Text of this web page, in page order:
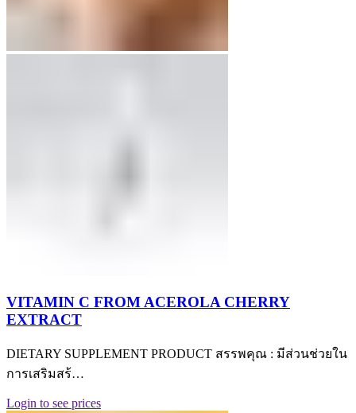
VITAMIN C FROM ACEROLA CHERRY
EXTRACT
DIETARY SUPPLEMENT PRODUCT สรรพคุณ : มีส่วนช่วยใน
การเสริมสร้…
Login to see prices